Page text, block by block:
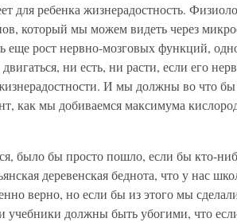
для ребенка жизнерадостность.
который мы можем видеть через
еще рост нервно-мозговых функций,
ни есть, ни расти, если его
И мы должны во что бы
как мы добиваемся максимума
было бы просто пошло, если бы кто-
деревенская беднота, что у нас
верно, но если бы из этого мы
учебники должны быть убогими, что